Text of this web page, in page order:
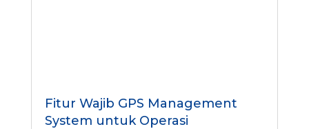
Fitur Wajib GPS Management
System untuk Operasi